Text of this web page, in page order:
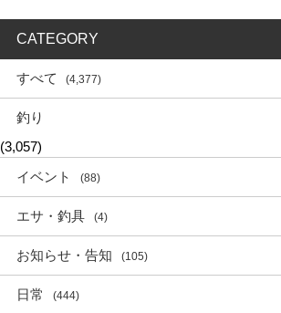
CATEGORY
すべて (4,377)
釣り
(3,057)
イベント
(88)
エサ・釣具 (4)
お知らせ・告知 (105)
日常 (444)